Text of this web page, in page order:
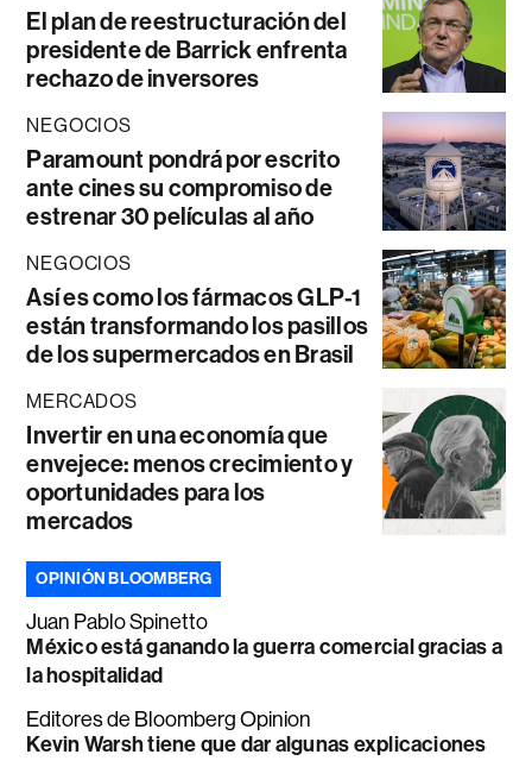
El plan de reestructuración del
presidente de Barrick enfrenta
rechazo de inversores
NEGOCIOS
Paramount pondrá por escrito
ante cines su compromiso de
estrenar 30 películas al año
NEGOCIOS
Así es como los fármacos GLP-1
están transformando los pasillos
de los supermercados en Brasil
MERCADOS
Invertir en una economía que
envejece: menos crecimiento y
oportunidades para los
mercados
OPINIÓN BLOOMBERG
Juan Pablo Spinetto
México está ganando la guerra comercial gracias a
la hospitalidad
Editores de Bloomberg Opinion
Kevin Warsh tiene que dar algunas explicaciones